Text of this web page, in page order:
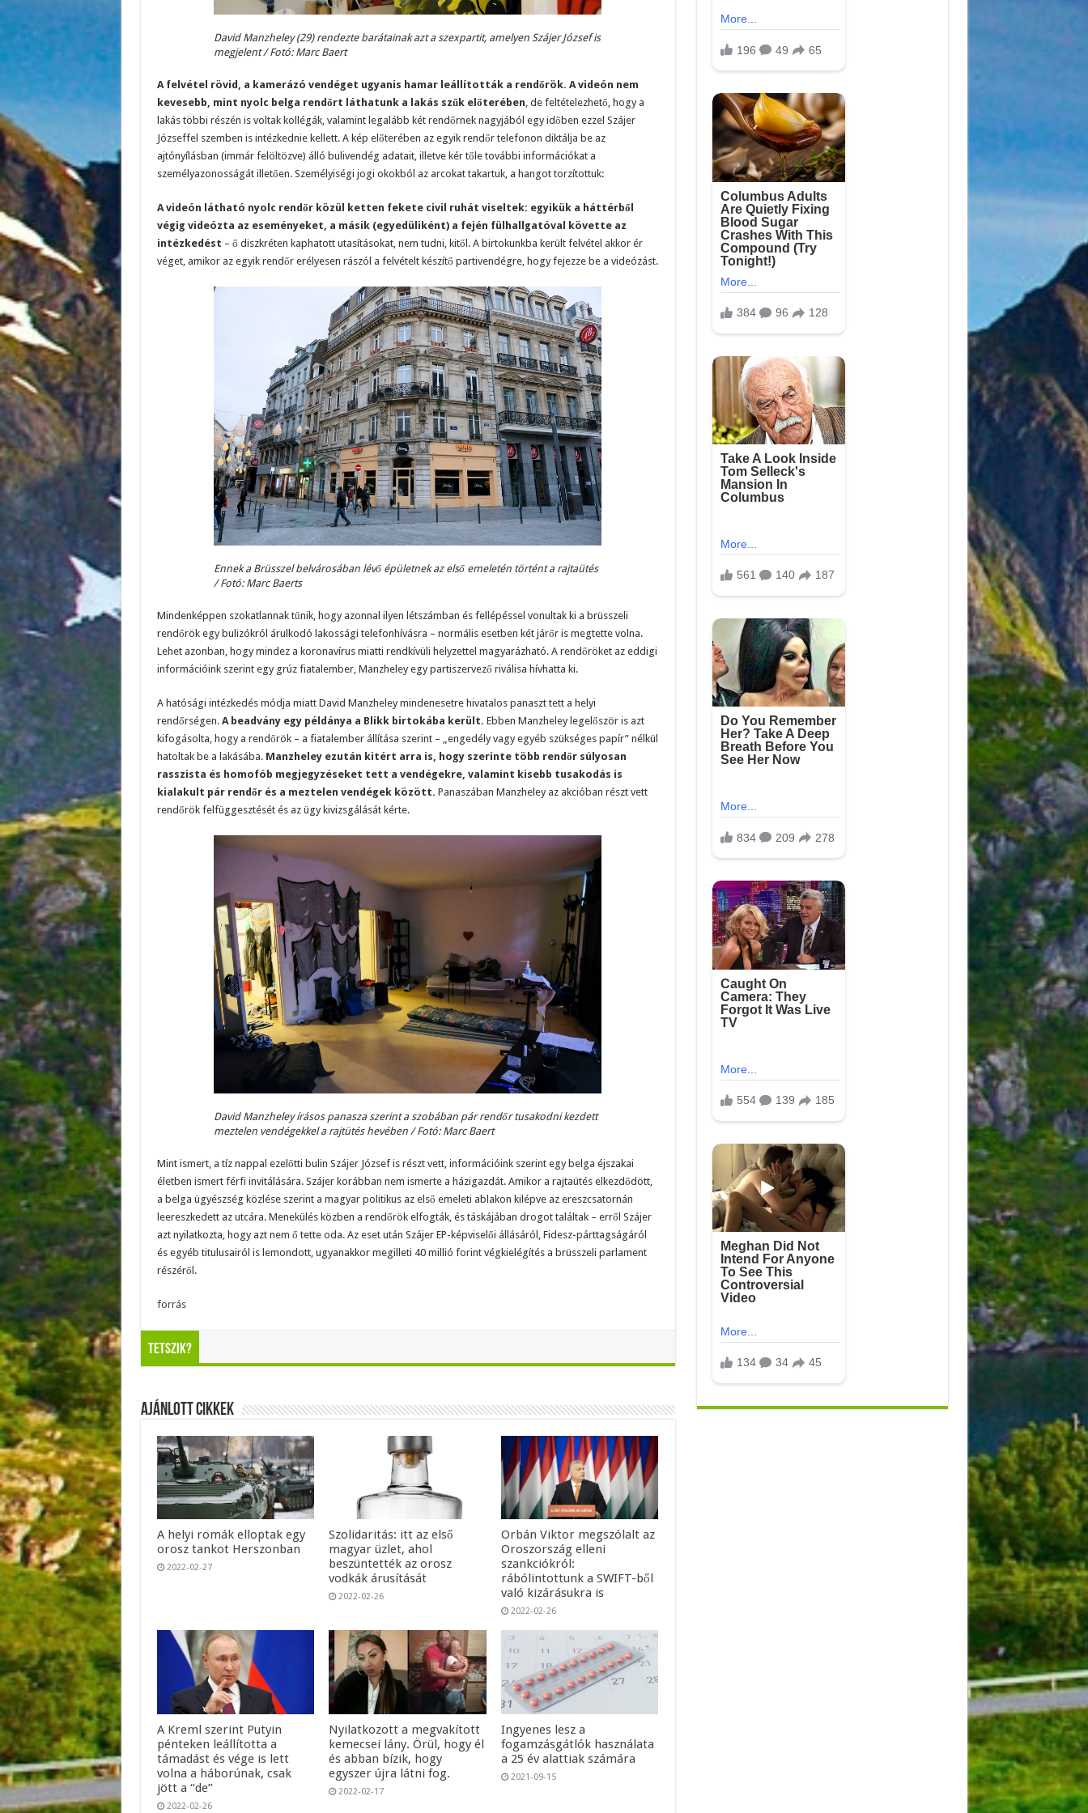
David Manzheley (29) rendezte barátainak azt a szexpartit, amelyen Szájer József is
megjelent / Fotó: Marc Baert
A felvétel rövid, a kamerázó vendéget ugyanis hamar leállították a rendőrök. A videón nem
kevesebb, mint nyolc belga rendőrt láthatunk a lakás szűk előterében, de feltételezhető, hogy a
lakás többi részén is voltak kollégák, valamint legalább két rendőrnek nagyjából egy időben ezzel Szájer
Józseffel szemben is intézkednie kellett. A kép előterében az egyik rendőr telefonon diktálja be az
ajtónyílásban (immár felöltözve) álló bulivendég adatait, illetve kér tőle további információkat a
személyazonosságát illetően. Személyiségi jogi okokból az arcokat takartuk, a hangot torzítottuk:
A videón látható nyolc rendőr közül ketten fekete civil ruhát viseltek: egyikük a háttérből
végig videózta az eseményeket, a másik (egyedüliként) a fején fülhallgatóval követte az
intézkedést – ő diszkréten kaphatott utasításokat, nem tudni, kitől. A birtokunkba került felvétel akkor ér
véget, amikor az egyik rendőr erélyesen rászól a felvételt készítő partivendégre, hogy fejezze be a videózást.
Ennek a Brüsszel belvárosában lévő épületnek az első emeletén történt a rajtaütés
/ Fotó: Marc Baerts
Mindenképpen szokatlannak tűnik, hogy azonnal ilyen létszámban és fellépéssel vonultak ki a brüsszeli
rendőrök egy bulizókról árulkodó lakossági telefonhívásra – normális esetben két járőr is megtette volna.
Lehet azonban, hogy mindez a koronavírus miatti rendkívüli helyzettel magyarázható. A rendőröket az eddigi
információink szerint egy grúz fiatalember, Manzheley egy partiszervező riválisa hívhatta ki.
A hatósági intézkedés módja miatt David Manzheley mindenesetre hivatalos panaszt tett a helyi
rendőrségen. A beadvány egy példánya a Blikk birtokába került. Ebben Manzheley legelőször is azt
kifogásolta, hogy a rendőrök – a fiatalember állítása szerint – „engedély vagy egyéb szükséges papír” nélkül
hatoltak be a lakásába. Manzheley ezután kitért arra is, hogy szerinte több rendőr súlyosan
rasszista és homofób megjegyzéseket tett a vendégekre, valamint kisebb tusakodás is
kialakult pár rendőr és a meztelen vendégek között. Panaszában Manzheley az akcióban részt vett
rendőrök felfüggesztését és az ügy kivizsgálását kérte.
David Manzheley írásos panasza szerint a szobában pár rendőr tusakodni kezdett
meztelen vendégekkel a rajtütés hevében / Fotó: Marc Baert
Mint ismert, a tíz nappal ezelőtti bulin Szájer József is részt vett, információink szerint egy belga éjszakai
életben ismert férfi invitálására. Szájer korábban nem ismerte a házigazdát. Amikor a rajtaütés elkezdődött,
a belga ügyészség közlése szerint a magyar politikus az első emeleti ablakon kilépve az ereszcsatornán
leereszkedett az utcára. Menekülés közben a rendőrök elfogták, és táskájában drogot találtak – erről Szájer
azt nyilatkozta, hogy azt nem ő tette oda. Az eset után Szájer EP-képviselői állásáról, Fidesz-párttagságáról
és egyéb titulusairól is lemondott, ugyanakkor megilleti 40 millió forint végkielégítés a brüsszeli parlament
részéről.
forrás
Tetszik?
Ajánlott Cikkek
A helyi romák elloptak egy
orosz tankot Herszonban
2022-02-27
Szolidaritás: itt az első
magyar üzlet, ahol
beszüntették az orosz
vodkák árusítását
2022-02-26
Orbán Viktor megszólalt az
Oroszország elleni
szankciókról:
rábólintottunk a SWIFT-ből
való kizárásukra is
2022-02-26
A Kreml szerint Putyin
pénteken leállította a
támadást és vége is lett
volna a háborúnak, csak
jött a “de”
2022-02-26
Nyilatkozott a megvakított
kemecsei lány. Örül, hogy él
és abban bízik, hogy
egyszer újra látni fog.
2022-02-17
Ingyenes lesz a
fogamzásgátlók használata
a 25 év alattiak számára
2021-09-15